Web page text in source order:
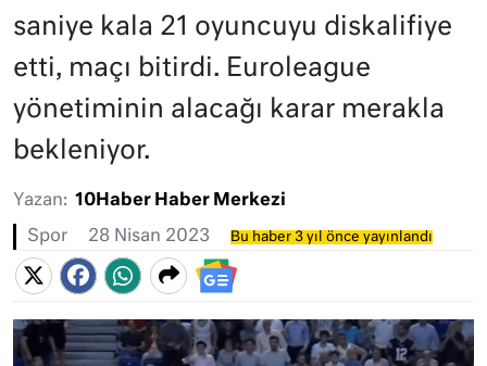
saniye kala 21 oyuncuyu diskalifiye
etti, maçı bitirdi. Euroleague
yönetiminin alacağı karar merakla
bekleniyor.
Yazan: 10Haber Haber Merkezi
Spor 28 Nisan 2023 Bu haber 3 yıl önce yayınlandı